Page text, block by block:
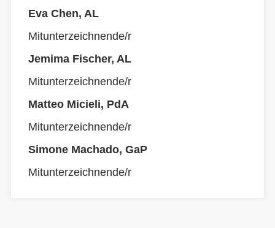
Eva Chen, AL
Mitunterzeichnende/r
Jemima Fischer, AL
Mitunterzeichnende/r
Matteo Micieli, PdA
Mitunterzeichnende/r
Simone Machado, GaP
Mitunterzeichnende/r